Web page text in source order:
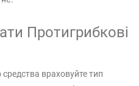
Протигрибкові
враховуйте тип